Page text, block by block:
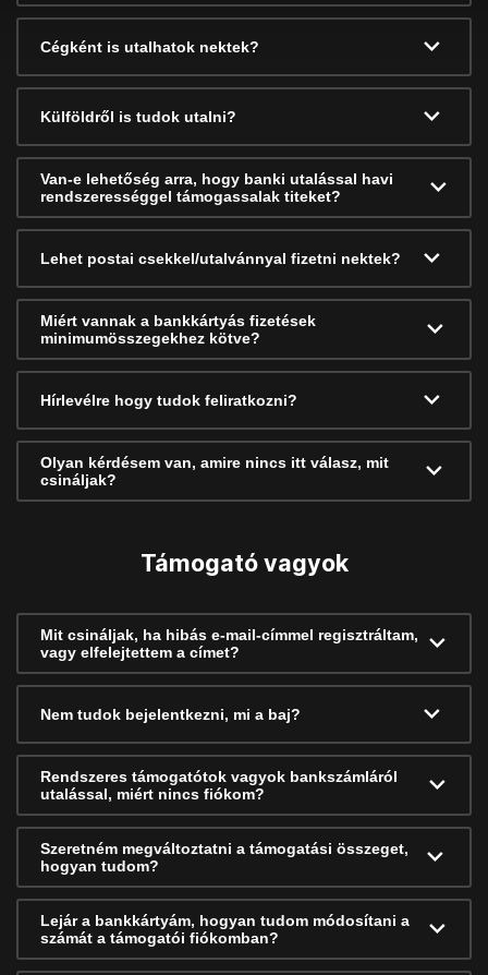
Cégként is utalhatok nektek?
Külföldről is tudok utalni?
Van-e lehetőség arra, hogy banki utalással havi
rendszerességgel támogassalak titeket?
Lehet postai csekkel/utalvánnyal fizetni nektek?
Miért vannak a bankkártyás fizetések
minimumösszegekhez kötve?
Hírlevélre hogy tudok feliratkozni?
Olyan kérdésem van, amire nincs itt válasz, mit
csináljak?
Támogató vagyok
Mit csináljak, ha hibás e-mail-címmel regisztráltam,
vagy elfelejtettem a címet?
Nem tudok bejelentkezni, mi a baj?
Rendszeres támogatótok vagyok bankszámláról
utalással, miért nincs fiókom?
Szeretném megváltoztatni a támogatási összeget,
hogyan tudom?
Lejár a bankkártyám, hogyan tudom módosítani a
számát a támogatói fiókomban?